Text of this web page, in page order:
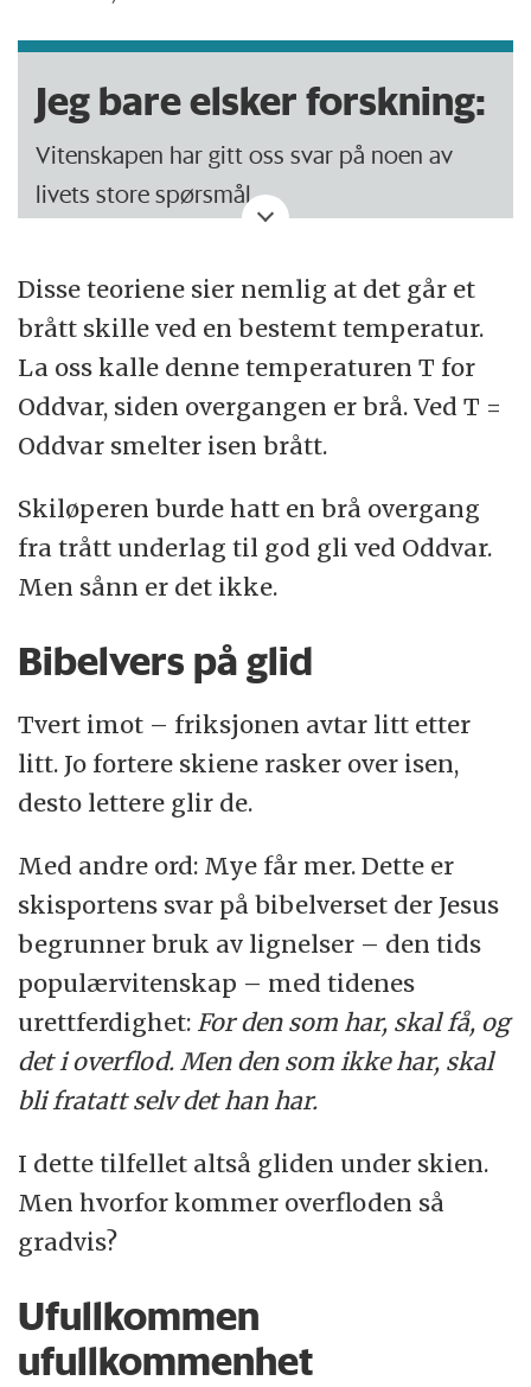
Jeg bare elsker forskning:
Vitenskapen har gitt oss svar på noen av
livets store spørsmål.
kommuniserer over enorme avstander,
reiser ut i rommet og vet mye mer om oss
selv og det andre livet på jorda.
Men forskningen er også gøy, rar, sprø, teit
På vår jakt etter de viktige forskningssakene
gjennom tidsskrifter, pressemeldinger og
Vi skriver kanskje en liten nyhet om det, eller
dykker dypt ned i stoffet med kritiske
journalistbriller.
Men noen ganger har vi bare lyst til å vise
frem hvor utrolig rar, spennende og fjollete
forskningen kan være. Fordi vi bare elsker
forskning.
Her finner du alle sammen:Jeg bare elsker
forskning.
Disse teoriene sier nemlig at det går et
brått skille ved en bestemt temperatur.
La oss kalle denne temperaturen T for
Oddvar, siden overgangen er brå. Ved T =
Oddvar smelter isen brått.
Skiløperen burde hatt en brå overgang
fra trått underlag til god gli ved Oddvar.
Men sånn er det ikke.
Bibelvers på glid
Tvert imot – friksjonen avtar litt etter
litt. Jo fortere skiene rasker over isen,
desto lettere glir de.
Med andre ord: Mye får mer. Dette er
skisportens svar på bibelverset der Jesus
begrunner bruk av lignelser – den tids
populærvitenskap – med tidenes
urettferdighet: For den som har, skal få, og
det i overflod. Men den som ikke har, skal
bli fratatt selv det han har.
I dette tilfellet altså gliden under skien.
Men hvorfor kommer overfloden så
gradvis?
Ufullkommen
ufullkommenhet